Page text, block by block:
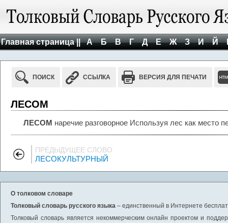
Главная страница || А Б В Г Д Е Ж З И Й
ПОИСК ССЫЛКА ВЕРСИЯ ДЛЯ ПЕЧАТИ
ЛЕСОМ
ЛЕСОМ наречие разговорное Используя лес как место
ПРЕДЫДУЩЕЕ СЛОВО
ЛЕСОКУЛЬТУРНЫЙ
О толковом словаре
Толковый словарь русского языка – единственный в Интернете
Толковый словарь является некоммерческим онлайн проектом и